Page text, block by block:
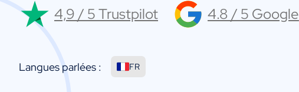
4,9 / 5 Trustpilot 4.8 / 5 Google
Langues parlées : FR